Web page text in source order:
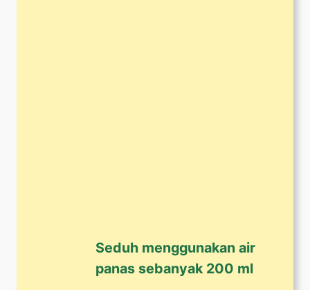
Seduh menggunakan air
panas sebanyak 200 ml